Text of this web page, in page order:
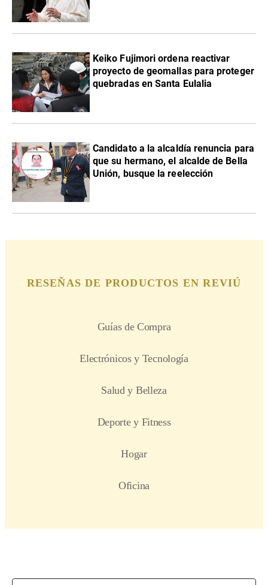
Keiko Fujimori ordena reactivar
proyecto de geomallas para proteger
quebradas en Santa Eulalia
Candidato a la alcaldía renuncia para
que su hermano, el alcalde de Bella
Unión, busque la reelección